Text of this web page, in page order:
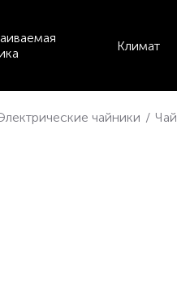
Климат
чайники /